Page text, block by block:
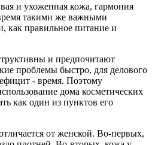
и ухоженная кожа, гармония
такими же важными
как правильное питание и
и предпочитают
проблемы быстро, для делового
- время. Поэтому
дома косметических
как один из пунктов его
от женской. Во-первых,